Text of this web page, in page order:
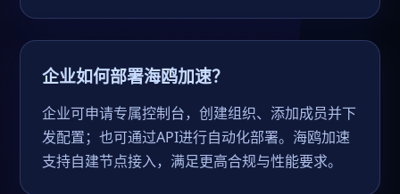
企业如何部署海鸥加速？
企业可申请专属控制台，创建组织、添加成员并下
发配置；也可通过API进行自动化部署。海鸥加速
支持自建节点接入，满足更高合规与性能要求。